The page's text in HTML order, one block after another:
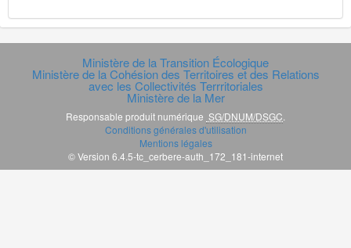
Ministère de la Transition Écologique
Ministère de la Cohésion des Territoires et des Relations
avec les Collectivités Terrritoriales
Ministère de la Mer
Responsable produit numérique SG/DNUM/DSGC
Conditions générales d'utilisation
Mentions légales
© Version 6.4.5-tc_cerbere-auth_172_181-internet